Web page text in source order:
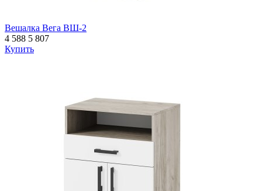
Вешалка Вега ВШ-2
4 588 5 807
Купить